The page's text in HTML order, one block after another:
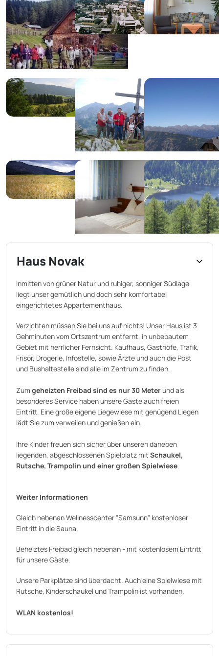
Haus Novak
Inmitten von grüner Natur und ruhiger, sonniger Südlage
liegt unser gemütlich und doch sehr komfortabel
eingerichtetes Appartementhaus.
Verzichten müssen Sie bei uns auf nichts! Unser Haus ist 3
Gehminuten vom Ortszentrum entfernt, in unbebautem
Gebiet mit herrlicher Fernsicht. Kaufhaus, Gasthöfe, Trafik,
Frisör, Drogerie, Infostelle, sowie Ärzte und auch die Post
und Bushaltestelle sind alle im Zentrum zu finden.
Zum geheizten Freibad sind es nur 30 Meterund als
besonderes Service haben unsere Gäste auch freien
Eintritt. Eine große eigene Liegewiese mit genügend Liegen
lädt Sie zum verweilen und genießen ein.
Ihre Kinder freuen sich sicher über unseren daneben
liegenden, abgeschlossenen Spielplatz mit Schaukel,
Rutsche, Trampolin und einer großen Spielwiese.
Weiter Informationen
Gleich nebenan Wellnesscenter "Samsunn" kostenloser
Eintritt in die Sauna.
Beheiztes Freibad gleich nebenan - mit kostenlosem Eintritt
für unsere Gäste.
Unsere Parkplätze sind überdacht. Auch eine Spielwiese mit
Rutsche, Kinderschaukel und Trampolin ist vorhanden.
WLAN kostenlos!